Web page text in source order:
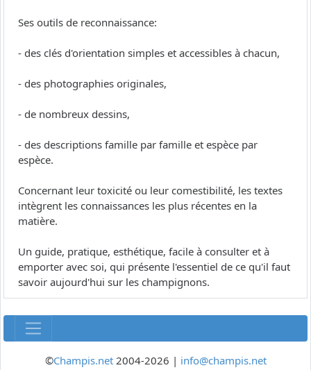
Ses outils de reconnaissance:
- des clés d'orientation simples et accessibles à chacun,
- des photographies originales,
- de nombreux dessins,
- des descriptions famille par famille et espèce par
espèce.
Concernant leur toxicité ou leur comestibilité, les textes
intègrent les connaissances les plus récentes en la
matière.
Un guide, pratique, esthétique, facile à consulter et à
emporter avec soi, qui présente l'essentiel de ce qu'il faut
savoir aujourd'hui sur les champignons.
©Champis.net2004-2026 | info@champis.net